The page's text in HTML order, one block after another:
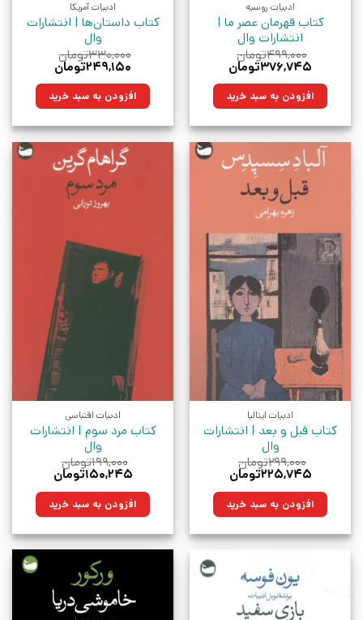
ادبیات روسیه
کتاب قهرمان عصر ما |
انتشارات وال
۴۹۹,۰۰۰تومان
قیمت
۴۹۹,۰۰۰تومان
بود.
۳۷۶,۷۴۵تومان
۳۷۶,۷۴۵تومان. افزودن به سبد خرید
ادبیات آمریکا
کتاب داستان‌ها | انتشارات
وال
۳۳۰,۰۰۰تومان
قیمت
۳۳۰,۰۰۰تومان
بود.
۲۴۹,۱۵۰تومان
۲۴۹,۱۵۰تومان.افزودن به سبد خرید
ادبیات ایتالیا
کتاب قبل و بعد | انتشارات
وال
۲۹۹,۰۰۰تومان
قیمت
۲۹۹,۰۰۰تومان
بود.
۲۲۵,۷۴۵تومان
۲۲۵,۷۴۵تومان.افزودن به سبد خرید
ادبیات اقتباسی
کتاب مرد سوم | انتشارات
وال
۱۹۹,۰۰۰تومان
قیمت
۱۹۹,۰۰۰تومان
بود.
۱۵۰,۲۴۵تومان
۱۵۰,۲۴۵تومان.افزودن به سبد خرید